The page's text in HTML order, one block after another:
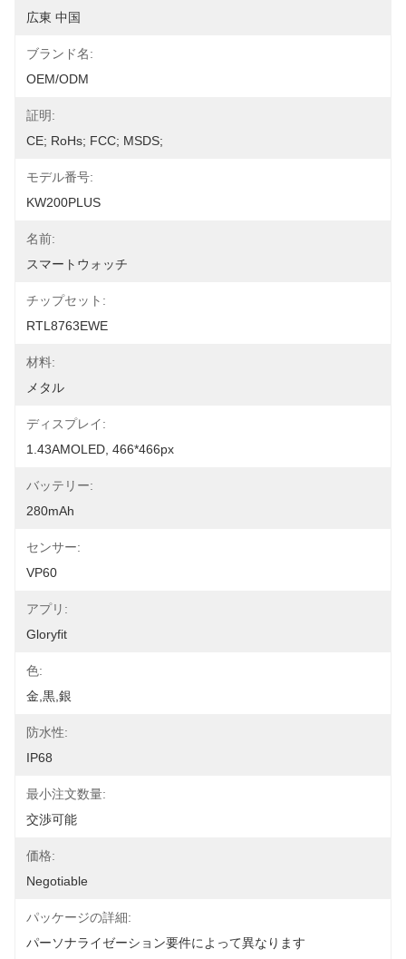
広東 中国
ブランド名:
OEM/ODM
証明:
CE; RoHs; FCC; MSDS;
モデル番号:
KW200PLUS
名前:
スマートウォッチ
チップセット:
RTL8763EWE
材料:
メタル
ディスプレイ:
1.43AMOLED, 466*466px
バッテリー:
280mAh
センサー:
VP60
アプリ:
Gloryfit
色:
金,黒,銀
防水性:
IP68
最小注文数量:
交渉可能
価格:
Negotiable
パッケージの詳細:
パーソナライゼーション要件によって異なります